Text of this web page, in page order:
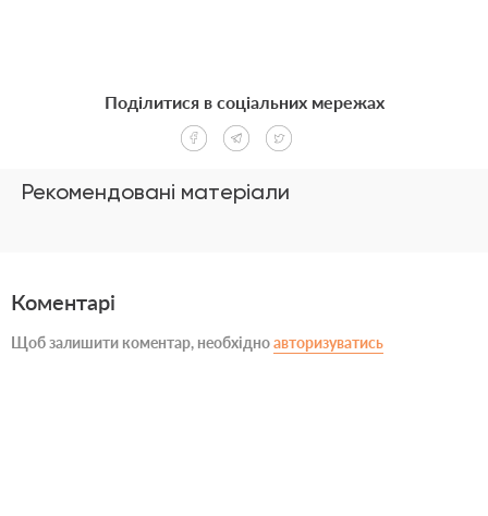
Рекомендовані матеріали
Поділитися в соціальних мережах
Коментарі
Щоб залишити коментар, необхідноавторизуватись